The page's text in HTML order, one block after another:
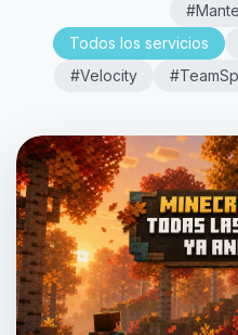
Todos los servicios
#Velocity